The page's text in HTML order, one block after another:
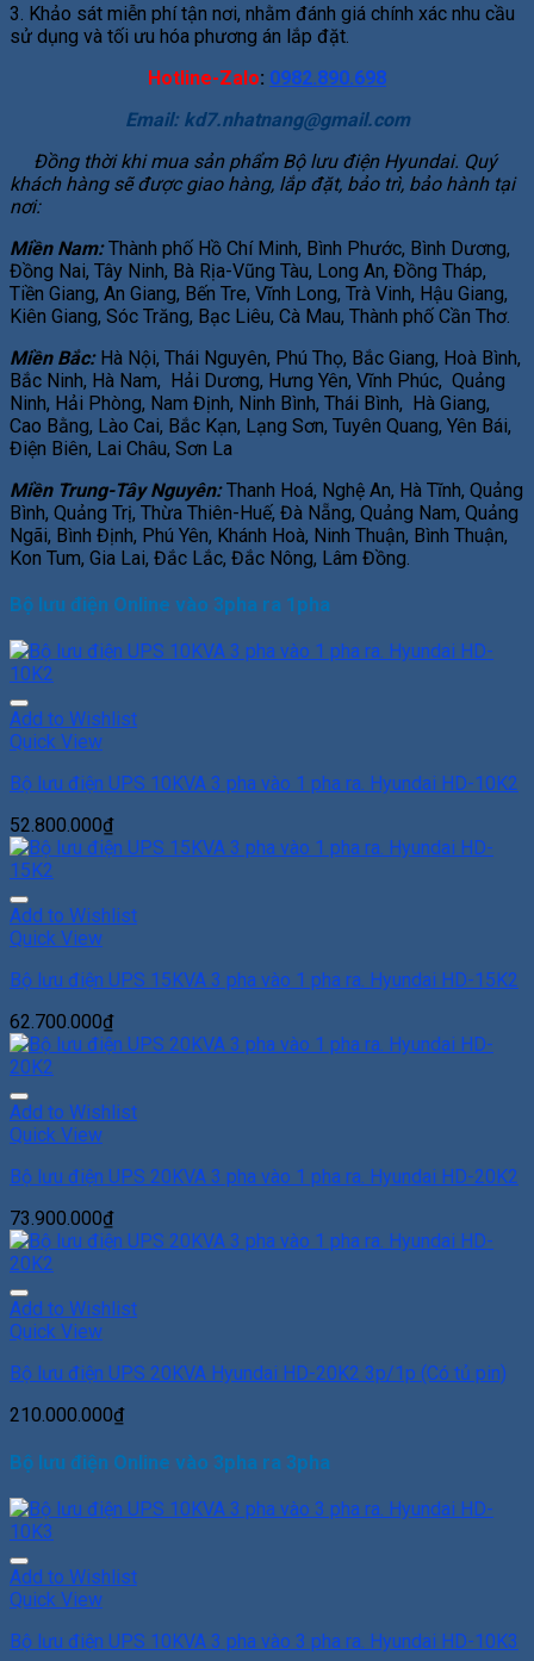
3. Khảo sát miễn phí tận nơi, nhằm đánh giá chính xác nhu cầu
sử dụng và tối ưu hóa phương án lắp đặt.
Hotline-Zalo: 0982.890.698
Email: kd7.nhatnang@gmail.com
Đồng thời khi mua sản phẩm Bộ lưu điện Hyundai. Quý
khách hàng sẽ được giao hàng, lắp đặt, bảo trì, bảo hành tại
nơi:
Miền Nam:Thành phố Hồ Chí Minh, Bình Phước, Bình Dương,
Đồng Nai, Tây Ninh, Bà Rịa-Vũng Tàu, Long An, Đồng Tháp,
Tiền Giang, An Giang, Bến Tre, Vĩnh Long, Trà Vinh, Hậu Giang,
Kiên Giang, Sóc Trăng, Bạc Liêu, Cà Mau, Thành phố Cần Thơ.
Miền Bắc: Hà Nội, Thái Nguyên, Phú Thọ, Bắc Giang, Hoà Bình,
Bắc Ninh, Hà Nam, Hải Dương, Hưng Yên, Vĩnh Phúc, Quảng
Ninh, Hải Phòng, Nam Định, Ninh Bình, Thái Bình, Hà Giang,
Cao Bằng, Lào Cai, Bắc Kạn, Lạng Sơn, Tuyên Quang, Yên Bái,
Điện Biên, Lai Châu, Sơn La
Miền Trung-Tây Nguyên:Thanh Hoá, Nghệ An, Hà Tĩnh, Quảng
Bình, Quảng Trị, Thừa Thiên-Huế, Đà Nẵng, Quảng Nam, Quảng
Ngãi, Bình Định, Phú Yên, Khánh Hoà, Ninh Thuận, Bình Thuận,
Kon Tum, Gia Lai, Đắc Lắc, Đắc Nông, Lâm Đồng.
Bộ lưu điện Online vào 3pha ra 1pha
Add to Wishlist
Quick View
Bộ lưu điện UPS 10KVA 3 pha vào 1 pha ra. Hyundai HD-10K2
52.800.000₫
Add to Wishlist
Quick View
Bộ lưu điện UPS 15KVA 3 pha vào 1 pha ra. Hyundai HD-15K2
62.700.000₫
Add to Wishlist
Quick View
Bộ lưu điện UPS 20KVA 3 pha vào 1 pha ra. Hyundai HD-20K2
73.900.000₫
Add to Wishlist
Quick View
Bộ lưu điện UPS 20KVA Hyundai HD-20K2 3p/1p (Có tủ pin)
210.000.000₫
Bộ lưu điện Online vào 3pha ra 3pha
Add to Wishlist
Quick View
Bộ lưu điện UPS 10KVA 3 pha vào 3 pha ra. Hyundai HD-10K3